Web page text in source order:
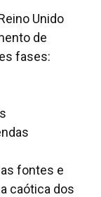
Unido
de
fases:
fontes e
caótica dos